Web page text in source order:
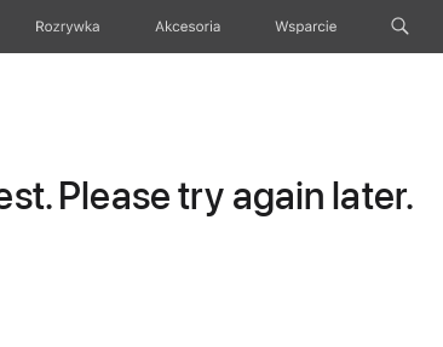
Rozrywka Akcesoria Wsparcie
Please try again later.